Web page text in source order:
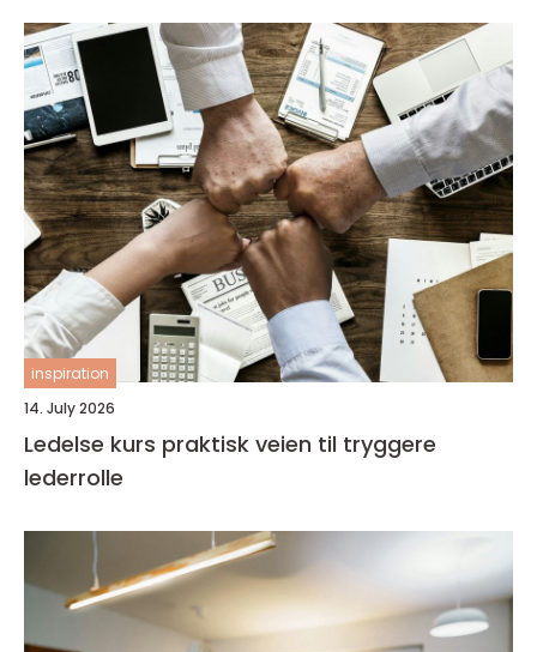
inspiration
14. July 2026
Ledelse kurs praktisk veien til tryggere
lederrolle